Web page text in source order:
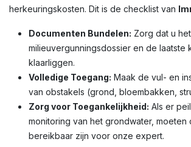
herkeuringskosten. Dit is de checklist van
Documenten Bundelen: Zorg dat u het
milieuvergunningsdossier en de laatste
klaarliggen.
Volledige Toegang: Maak de vul- en
van obstakels (grond, bloembakken,
Zorg voor Toegankelijkheid: Als er
monitoring van het grondwater, moeten
bereikbaar zijn voor onze expert.